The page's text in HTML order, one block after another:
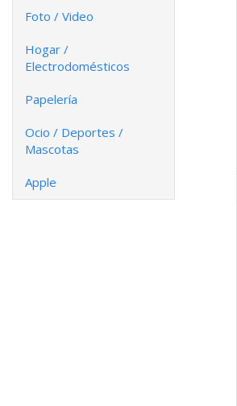
Foto / Video
Hogar /
Electrodomésticos
Papelería
Ocio / Deportes /
Mascotas
Apple